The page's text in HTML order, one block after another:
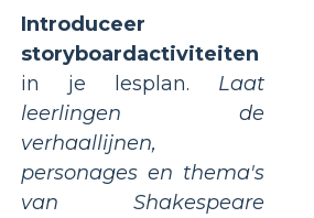
Introduceer
storyboardactiviteiten
in je lesplan. Laat
leerlingen de
verhaallijnen,
personages en thema's
van Shakespeare